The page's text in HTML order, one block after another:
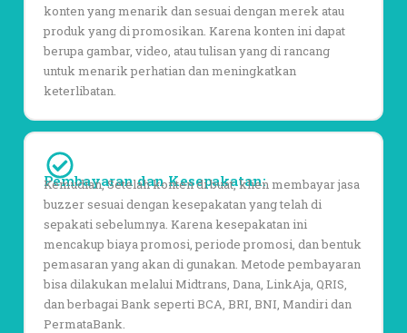
konten yang menarik dan sesuai dengan merek atau
produk yang di promosikan. Karena konten ini dapat
berupa gambar, video, atau tulisan yang di rancang
untuk menarik perhatian dan meningkatkan
keterlibatan.
Pembayaran dan Kesepakatan:
Kemudian, Setelah konten di buat, klien membayar jasa
buzzersesuai dengan kesepakatan yang telah di
sepakati sebelumnya. Karena kesepakatan ini
mencakup biaya promosi, periode promosi, dan bentuk
pemasaran yang akan di gunakan. Metode pembayaran
bisa dilakukan melalui Midtrans, Dana, LinkAja, QRIS,
dan berbagai Bank seperti BCA, BRI, BNI, Mandiri dan
PermataBank.